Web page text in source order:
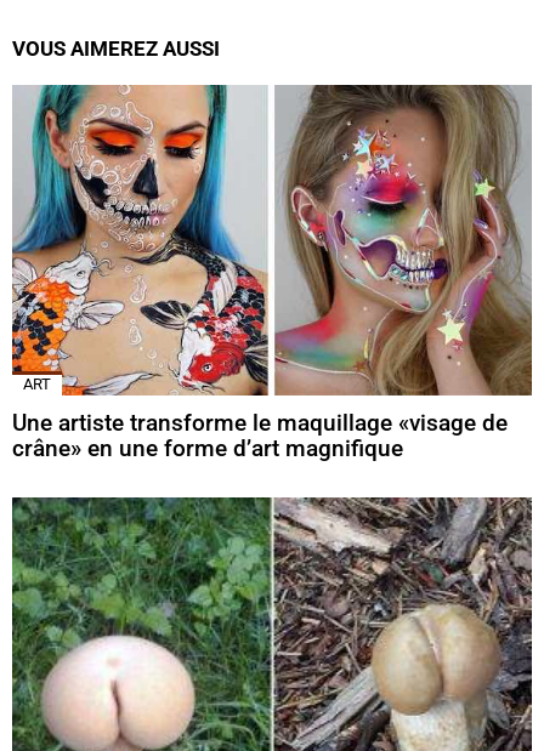
VOUS AIMEREZ AUSSI
ART
Une artiste transforme le maquillage «visage de
crâne» en une forme d’art magnifique